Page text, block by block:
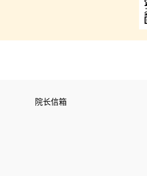
院长信箱